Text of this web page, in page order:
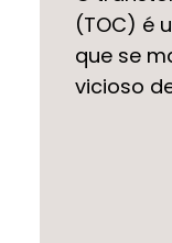
(TOC) é
que se
vicioso